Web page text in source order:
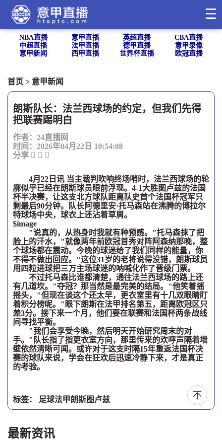
☰
NBA直播 意甲直播 英超直播
CBA直播
中超直播
法甲直播 德甲直播
意甲录像
意甲新闻
西甲直播 世界杯直播 欧冠直播
首页 > 意甲新闻
朗斯队长：法兰西球场的约定，但我们先得
把联赛踢明白
作者：24直播网
时间：2026年04月22日 10:54:08
分享
4月22日讯 当主裁判吹响终场哨时，法兰西球场的轮
廓似乎已经在朗斯球员眼前浮现。4-1大胜图卢兹的法国
杯半决赛，让这支北方球队距离队史首个法国杯冠军只
剩最后90分钟。队长阿德里安·托马森站在沸腾的博拉尔
特球场中央，球衣上还沾着草屑。
$image
"说真的，从热身时我就有种预感。"托马森抹了把
脸上的汗水，"就像两年前欧冠首秀对阵阿森纳那晚，整
个球场都在震动。今晚的球迷给了我们同样的能量，你
不得不做出回应。"这位31岁的老将说得没错，朗斯球员
用四粒进球把三万主场球迷的呐喊化作了晋级门票。
不过托马森比谁都清楚，通往法兰西球场的路上还
有几道坎。"夺冠？那当然是最完美的结局。"他笑着摇
摇头，"但现在谈这个还太早，更衣室里有十几双眼睛盯
着积分榜呢。"眼下朗斯在法甲排名第五，距离欧冠区只
差3分。接下来一个月，他们要在联赛和法国杯两条战线
间寻找平衡。
"我们会享受今晚，然后明天开始研究周末的对
手。"队长指了指更衣室方向，那里传来的欢呼声隔着墙
壁依然清晰可闻。或许对于这支时隔15年重返法国杯决
赛的球队来说，学会在狂欢后迅速冷静下来，才是真正
的考验。
标签： 足球法甲 朗斯图卢兹
最新资讯